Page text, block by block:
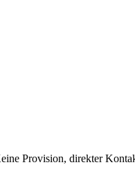
Provision, direkter